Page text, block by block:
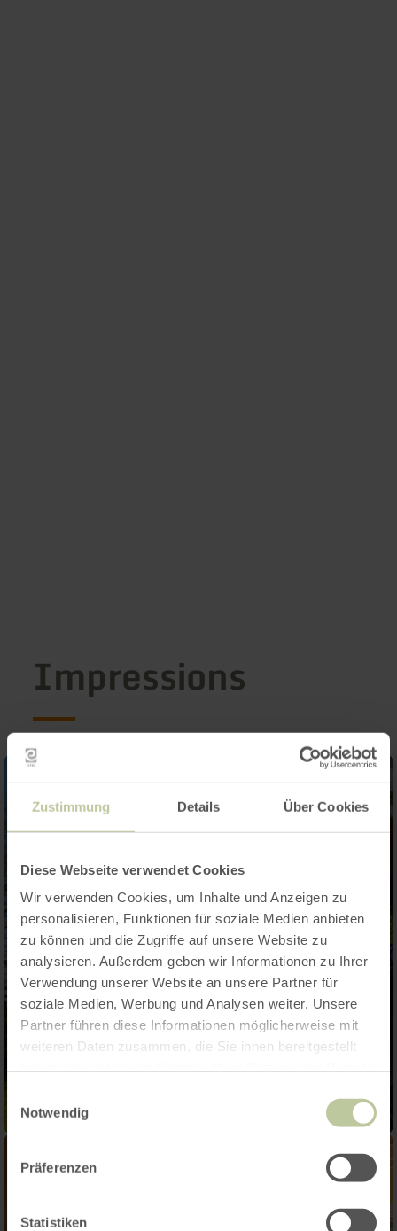
Zustimmung Details Über Cookies
Diese Webseite verwendet Cookies
Wir verwenden Cookies, um Inhalte und Anzeigen zu
personalisieren, Funktionen für soziale Medien anbieten
zu können und die Zugriffe auf unsere Website zu
analysieren. Außerdem geben wir Informationen zu Ihrer
Verwendung unserer Website an unsere Partner für
soziale Medien, Werbung und Analysen weiter. Unsere
Partner führen diese Informationen möglicherweise mit
weiteren Daten zusammen, die Sie ihnen bereitgestellt
Notwendig
Präferenzen
Statistiken
Impressions